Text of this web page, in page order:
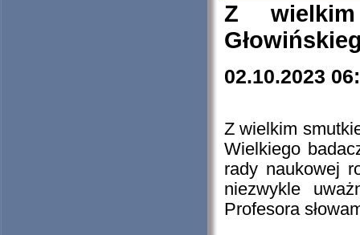
Z
02.10.2023
Z wielkim
Wielkiego
rady naukowej
niezwykle
Profesora